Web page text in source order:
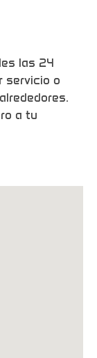
las 24
servicio o
a tu